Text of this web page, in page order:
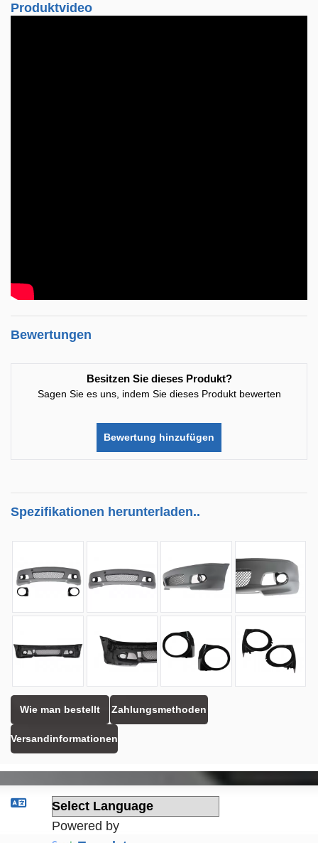
Produktvideo
Bewertungen
Besitzen Sie dieses Produkt?
Sagen Sie es uns, indem Sie dieses Produkt bewerten
Bewertung hinzufügen
Spezifikationen herunterladen..
Wie man bestellt Zahlungsmethoden
Versandinformationen
Powered by